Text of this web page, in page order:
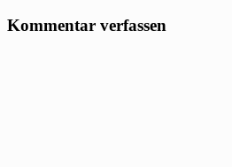
Kommentar verfassen